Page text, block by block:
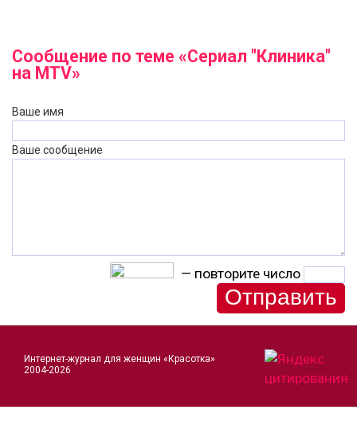
Сообщение по теме «Сериал "Клиника"
на MTV»
Ваше имя
Ваше сообщение
— повторите число
Интернет-журнал для женщин «Красотка»
2004-2026